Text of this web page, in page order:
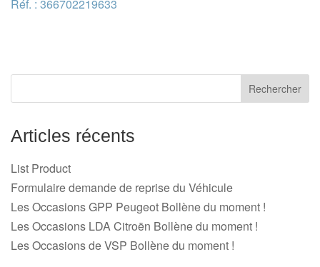
Réf. : 366702219633
Articles récents
List Product
Formulaire demande de reprise du Véhicule
Les Occasions GPP Peugeot Bollène du moment !
Les Occasions LDA Citroën Bollène du moment !
Les Occasions de VSP Bollène du moment !